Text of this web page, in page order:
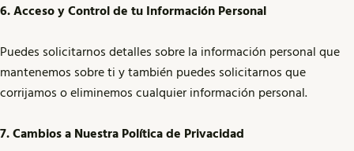
6. Acceso y Control de tu Información Personal
Puedes solicitarnos detalles sobre la información personal que
mantenemos sobre ti y también puedes solicitarnos que
corrijamos o eliminemos cualquier información personal.
7. Cambios a Nuestra Política de Privacidad